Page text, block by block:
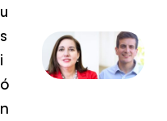
u
s
i
ó
n